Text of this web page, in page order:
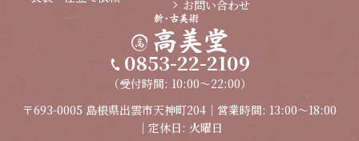
お問い合わせ
0853-22-2109
（受付時間: 10:00～22:00）
〒693-0005 島根県出雲市天神町204｜営業時間: 13:00～18:00
｜定休日: 火曜日